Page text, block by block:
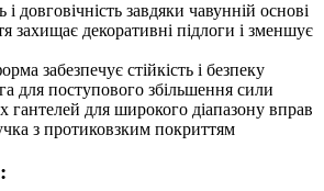
і довговічність завдяки чавунній основі
захищає декоративні підлоги і зменшує
забезпечує стійкість і безпеку
для поступового збільшення сили
гантелей для широкого діапазону вправ
з протиковзким покриттям